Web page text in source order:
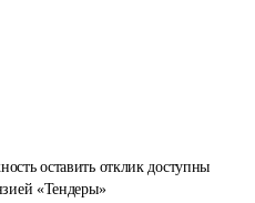
оставить отклик доступны
«Тендеры»